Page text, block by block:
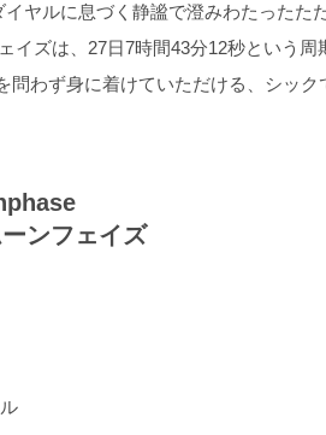
ヤルに息づく静謐で澄みわたったた
イズは、27日7時間43分12秒という周
わず身に着けていただける、シック
ンフェイズ